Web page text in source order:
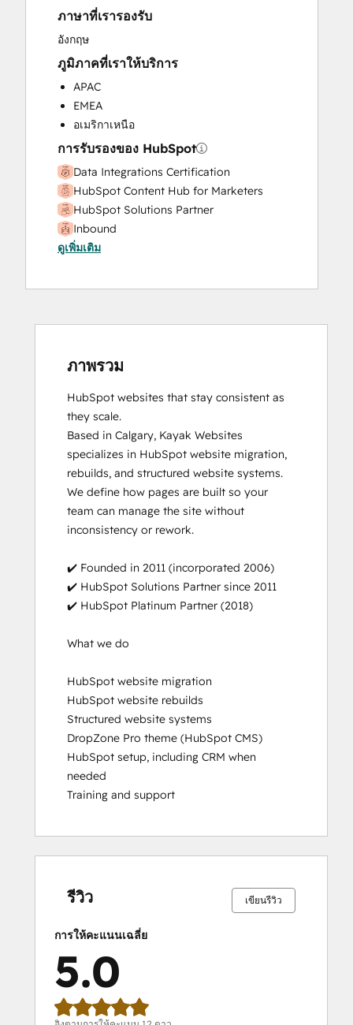
ภาษาที่เรารองรับ
อังกฤษ
ภูมิภาคที่เราให้บริการ
APAC
EMEA
อเมริกาเหนือ
การรับรองของ HubSpot
Data Integrations Certification
HubSpot Content Hub for Marketers
HubSpot Solutions Partner
Inbound
Inbound Sales
ดูเพิ่มเติม
ภาพรวม
HubSpot websites that stay consistent as
they scale.
Based in Calgary, Kayak Websites
specializes in HubSpot website migration,
rebuilds, and structured website systems.
We define how pages are built so your
team can manage the site without
inconsistency or rework.
✔️ Founded in 2011 (incorporated 2006)
✔️ HubSpot Solutions Partner since 2011
✔️ HubSpot Platinum Partner (2018)
What we do
HubSpot website migration
HubSpot website rebuilds
Structured website systems
DropZone Pro theme (HubSpot CMS)
HubSpot setup, including CRM when
needed
Training and support
รีวิว เขียนรีวิว
การให้คะแนนเฉลี่ย
5.0
0%
0%
0%
0%
100%